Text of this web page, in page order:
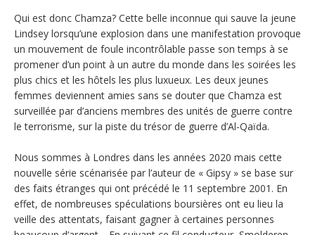
Qui est donc Chamza? Cette belle inconnue qui sauve la jeune
Lindsey lorsqu’une explosion dans une manifestation provoque
un mouvement de foule incontrôlable passe son temps à se
promener d’un point à un autre du monde dans les soirées les
plus chics et les hôtels les plus luxueux. Les deux jeunes
femmes deviennent amies sans se douter que Chamza est
surveillée par d’anciens membres des unités de guerre contre
le terrorisme, sur la piste du trésor de guerre d’Al-Qaïda.
Nous sommes à Londres dans les années 2020 mais cette
nouvelle série scénarisée par l’auteur de « Gipsy » se base sur
des faits étranges qui ont précédé le 11 septembre 2001. En
effet, de nombreuses spéculations boursières ont eu lieu la
veille des attentats, faisant gagner à certaines personnes